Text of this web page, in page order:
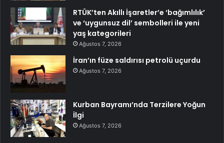
RTÜK’ten Akıllı İşaretler’e ‘bağımlılık’
ve ‘uygunsuz dil’ sembolleri ile yeni
yaş kategorileri
Ağustos 7, 2026
İran’ın füze saldırısı petrolü uçurdu
Ağustos 7, 2026
Kurban Bayramı’nda Terzilere Yoğun
İlgi
Ağustos 7, 2026